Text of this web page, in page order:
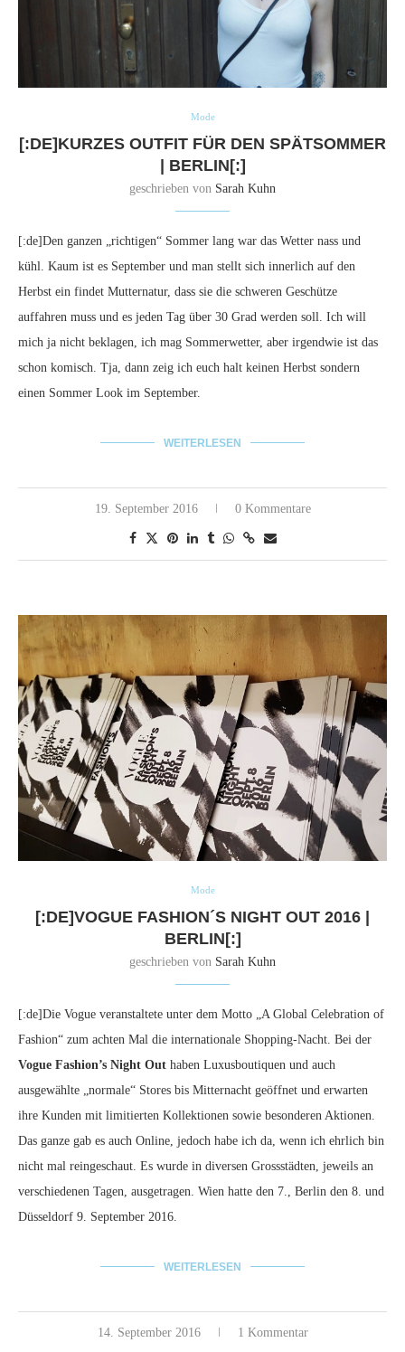
Mode
[:DE]KURZES OUTFIT FÜR DEN SPÄTSOMMER
| BERLIN[:]
geschrieben von Sarah Kuhn
[:de]Den ganzen „richtigen“ Sommer lang war das Wetter nass und
kühl. Kaum ist es September und man stellt sich innerlich auf den
Herbst ein findet Mutternatur, dass sie die schweren Geschütze
auffahren muss und es jeden Tag über 30 Grad werden soll. Ich will
mich ja nicht beklagen, ich mag Sommerwetter, aber irgendwie ist das
schon komisch. Tja, dann zeig ich euch halt keinen Herbst sondern
einen Sommer Look im September.
WEITERLESEN
19. September 2016 0 Kommentare
Mode
[:DE]VOGUE FASHION´S NIGHT OUT 2016 |
BERLIN[:]
geschrieben von Sarah Kuhn
[:de]Die Vogue veranstaltete unter dem Motto „A Global Celebration of
Fashion“ zum achten Mal die internationale Shopping-Nacht. Bei der
Vogue Fashion’s Night Out haben Luxusboutiquen und auch
ausgewählte „normale“ Stores bis Mitternacht geöffnet und erwarten
ihre Kunden mit limitierten Kollektionen sowie besonderen Aktionen.
Das ganze gab es auch Online, jedoch habe ich da, wenn ich ehrlich bin
nicht mal reingeschaut. Es wurde in diversen Grossstädten, jeweils an
verschiedenen Tagen, ausgetragen. Wien hatte den 7., Berlin den 8. und
Düsseldorf 9. September 2016.
WEITERLESEN
14. September 2016 1 Kommentar